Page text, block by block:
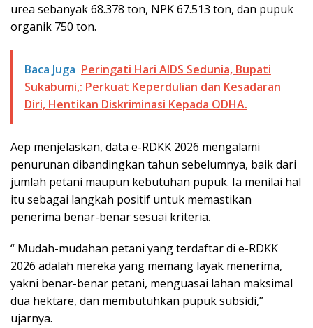
urea sebanyak 68.378 ton, NPK 67.513 ton, dan pupuk
organik 750 ton.
Baca Juga Peringati Hari AIDS Sedunia, Bupati
Sukabumi,: Perkuat Keperdulian dan Kesadaran
Diri, Hentikan Diskriminasi Kepada ODHA.
Aep menjelaskan, data e-RDKK 2026 mengalami
penurunan dibandingkan tahun sebelumnya, baik dari
jumlah petani maupun kebutuhan pupuk. Ia menilai hal
itu sebagai langkah positif untuk memastikan
penerima benar-benar sesuai kriteria.
“ Mudah-mudahan petani yang terdaftar di e-RDKK
2026 adalah mereka yang memang layak menerima,
yakni benar-benar petani, menguasai lahan maksimal
dua hektare, dan membutuhkan pupuk subsidi,”
ujarnya.